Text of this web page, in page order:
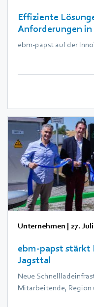
Effiziente
Anforderungen
ebm‑papst auf der
Unternehmen 27.
ebm‑papst
Jagsttal
Neue
Mitarbeitende, Region